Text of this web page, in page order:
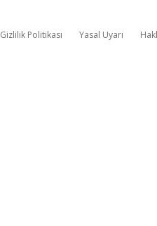
Gizlilik Politikası Yasal Uyarı